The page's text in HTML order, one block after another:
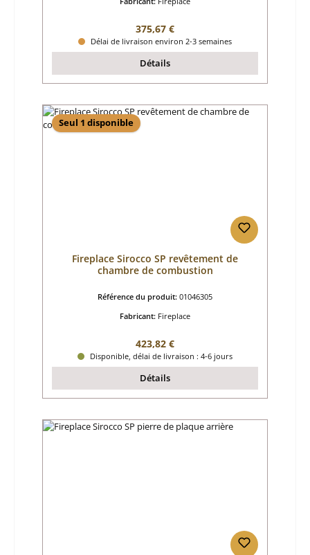
Prix régulier :
375,67 €
Délai de livraison environ 2-3 semaines
Détails
Seul 1 disponible
Fireplace Sirocco SP revêtement de
chambre de combustion
Référence du produit: 01046305
Fabricant: Fireplace
Prix régulier :
423,82 €
Disponible, délai de livraison : 4-6 jours
Détails